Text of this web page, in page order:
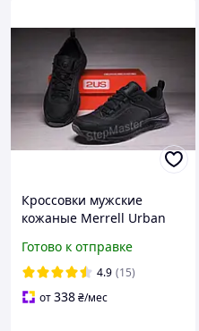
Кроссовки мужские
кожаные Merrell Urban
Готово к отправке
4.9 (15)
от338₴/мес